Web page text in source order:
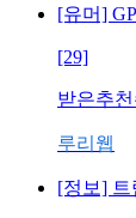
[유머]
[29]
받은추천
루리웹
[정보] 트